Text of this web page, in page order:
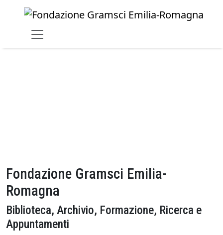
Skip to main content
Fondazione Gramsci Emilia-
Romagna
Biblioteca, Archivio, Formazione, Ricerca e
Appuntamenti